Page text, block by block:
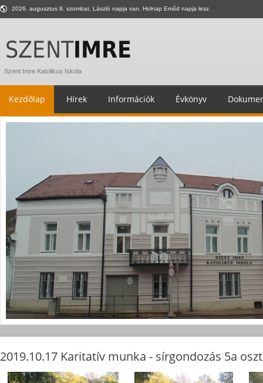
2026. augusztus 8. szombat, László napja van. Holnap Emőd napja lesz.
Szent Imre Katolikus Iskola
Kezdőlap Hírek Információk Évkönyv
2019.10.17 Karitatív munka - sírgondozás 5a